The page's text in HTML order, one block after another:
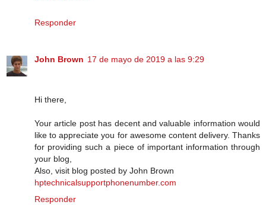
Responder
John Brown 17 de mayo de 2019 a las 9:29
Hi there,
Your article post has decent and valuable information would
like to appreciate you for awesome content delivery. Thanks
for providing such a piece of important information through
your blog,
Also, visit blog posted by John Brown
hptechnicalsupportphonenumber.com
Responder